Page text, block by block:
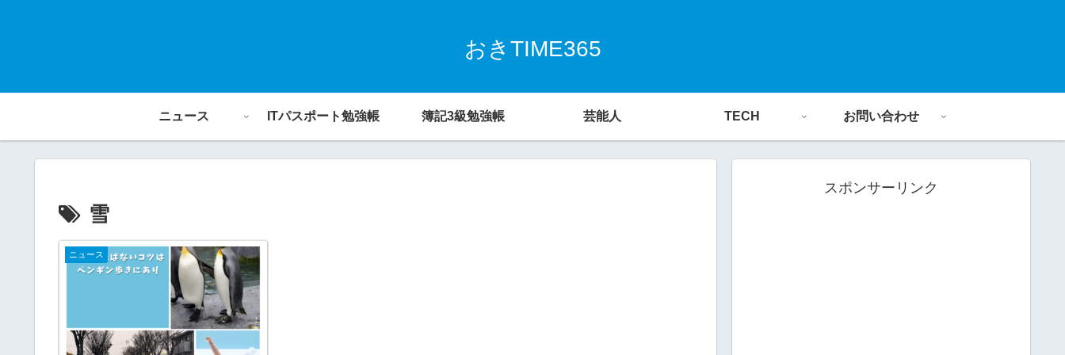
おきTIME365
ニュース ITパスポート勉強帳 簿記3級勉強帳 芸能人 TECH お問い合わせ
雪
ニュース
スポンサーリンク